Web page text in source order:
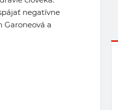
negatívne
Garoneová a